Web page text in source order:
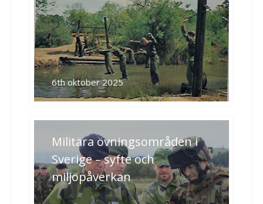
6th oktober 2025
Militära övningsområden i
Sverige – syfte och
miljöpåverkan